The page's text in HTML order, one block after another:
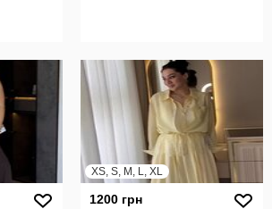
XS, S, M, L, XL
1200 грн